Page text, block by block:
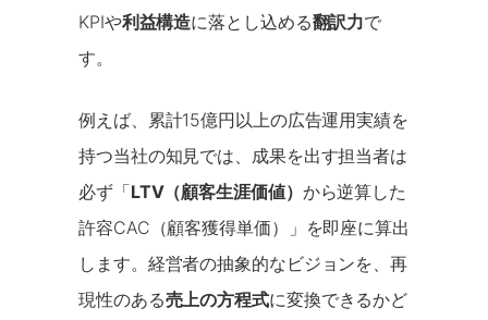
KPIや利益構造に落とし込める翻訳力で
す。
例えば、累計15億円以上の広告運用実績を
持つ当社の知見では、成果を出す担当者は
必ず「LTV（顧客生涯価値） から逆算した
許容CAC（顧客獲得単価）」を即座に算出
します。経営者の抽象的なビジョンを、再
現性のある売上の方程式に変換できるかど